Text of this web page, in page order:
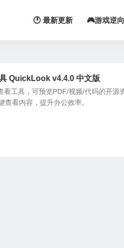
🕐 最新更新 🎮游戏逆
QuickLook v4.4.0 中文版
工具，可预览PDF/视频/代码的开源
看内容，提升办公效率。